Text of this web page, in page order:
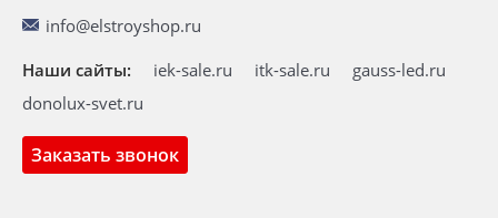
info@elstroyshop.ru
Заказать звонок
Наши сайты: iek-sale.ru itk-sale.ru
gauss-led.ru
donolux-svet.ru